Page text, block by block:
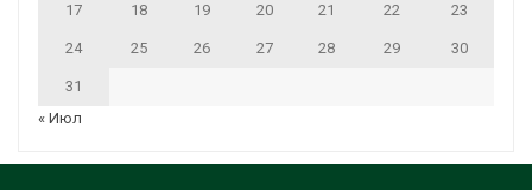
17 18 19 20 21 22 23
24 25 26 27 28 29 30
31
« Июл